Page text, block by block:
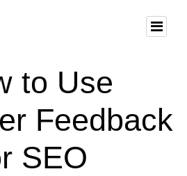
to Use
Feedback
SEO